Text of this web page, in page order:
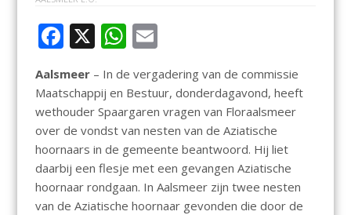
F
e
b
o
o
k
X W
at
s
A
p
p
E
m
ai
l
Aalsmeer – In de vergadering van de commissie
Maatschappij en Bestuur, donderdagavond, heeft
wethouder Spaargaren vragen van Floraalsmeer
over de vondst van nesten van de Aziatische
hoornaars in de gemeente beantwoord. Hij liet
daarbij een flesje met een gevangen Aziatische
hoornaar rondgaan. In Aalsmeer zijn twee nesten
van de Aziatische hoornaar gevonden die door de